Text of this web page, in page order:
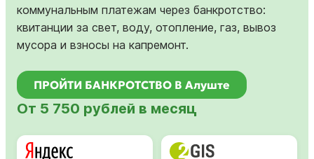
коммунальным платежам через банкротство:
квитанции за свет, воду, отопление, газ, вывоз
мусора и взносы на капремонт.
ПРОЙТИ БАНКРОТСТВО В Алуште
От 5 750 рублей в месяц